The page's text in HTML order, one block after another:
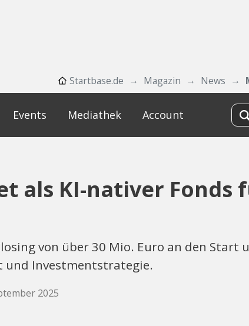
Startbase.de Magazin News
Events Mediathek Account
als KI-nativer Fonds
von über 30 Mio. Euro an den Start
und Investmentstrategie.
2025